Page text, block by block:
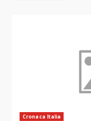
Cronaca Italia